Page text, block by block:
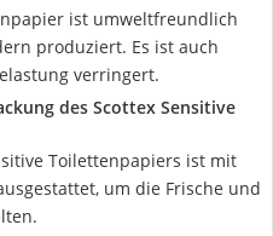
ist umweltfreundlich
produziert. Es ist auch
verringert.
des Scottex Sensitive
Toilettenpapiers ist mit
um die Frische und